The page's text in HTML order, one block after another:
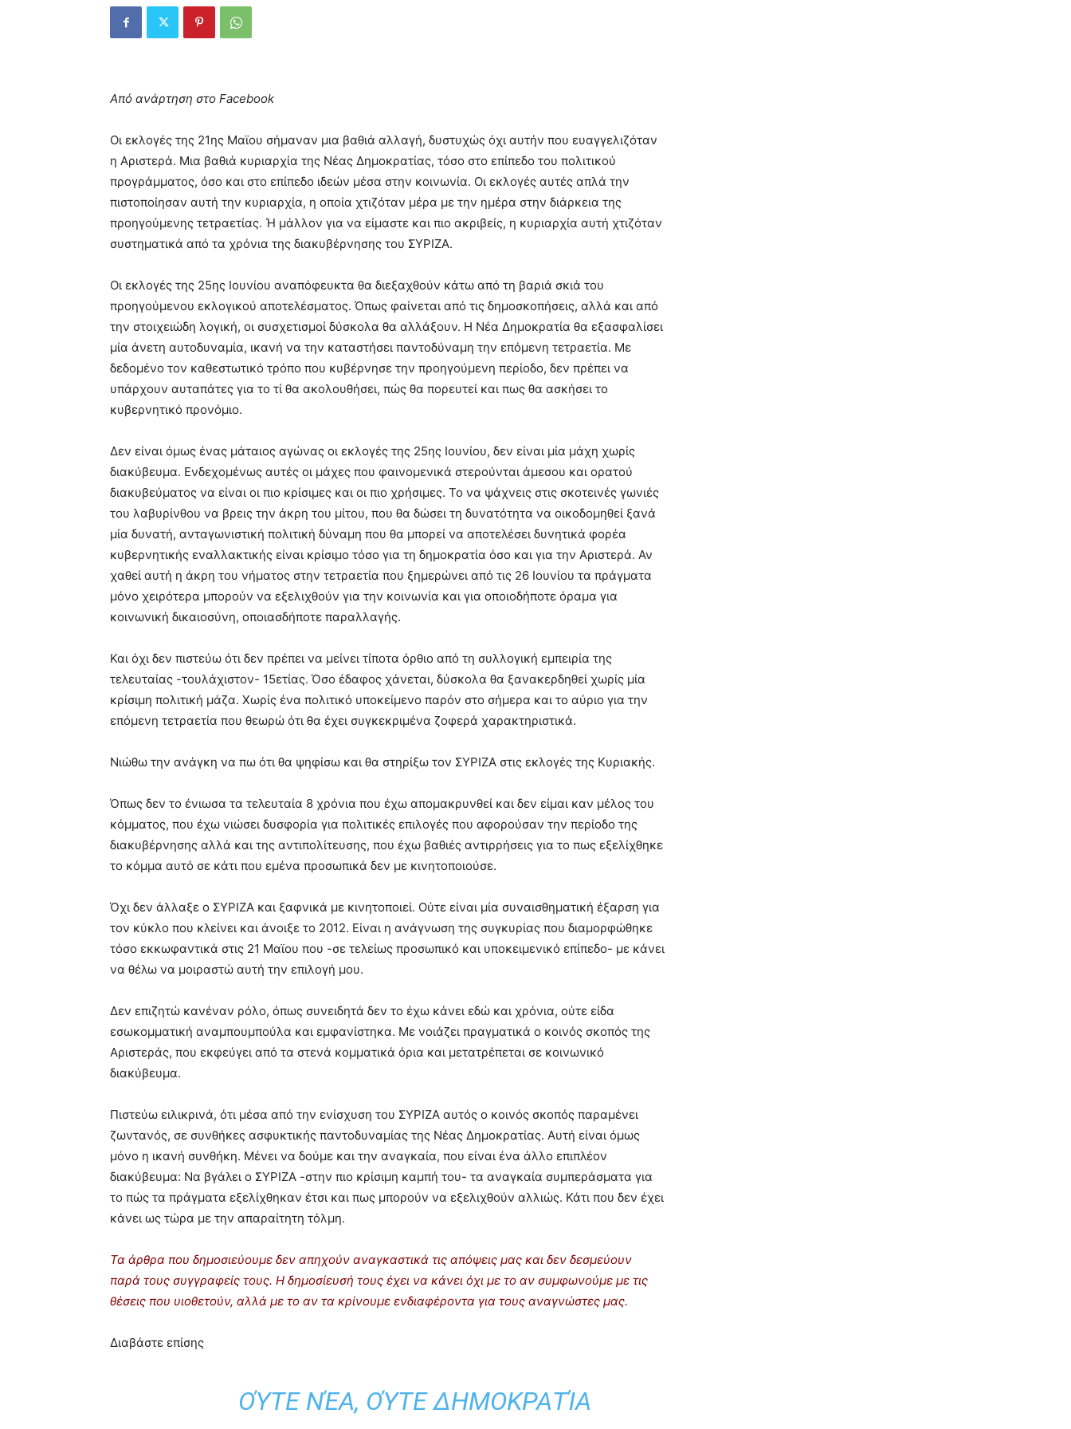
Από ανάρτηση στο Facebook
Οι εκλογές της 21ης Μαϊου σήμαναν μια βαθιά αλλαγή, δυστυχώς όχι αυτήν που ευαγγελιζόταν
η Αριστερά. Μια βαθιά κυριαρχία της Νέας Δημοκρατίας, τόσο στο επίπεδο του πολιτικού
προγράμματος, όσο και στο επίπεδο ιδεών μέσα στην κοινωνία. Οι εκλογές αυτές απλά την
πιστοποίησαν αυτή την κυριαρχία, η οποία χτιζόταν μέρα με την ημέρα στην διάρκεια της
προηγούμενης τετραετίας. Ή μάλλον για να είμαστε και πιο ακριβείς, η κυριαρχία αυτή χτιζόταν
συστηματικά από τα χρόνια της διακυβέρνησης του ΣΥΡΙΖΑ.
Οι εκλογές της 25ης Ιουνίου αναπόφευκτα θα διεξαχθούν κάτω από τη βαριά σκιά του
προηγούμενου εκλογικού αποτελέσματος. Όπως φαίνεται από τις δημοσκοπήσεις, αλλά και από
την στοιχειώδη λογική, οι συσχετισμοί δύσκολα θα αλλάξουν. Η Νέα Δημοκρατία θα εξασφαλίσει
μία άνετη αυτοδυναμία, ικανή να την καταστήσει παντοδύναμη την επόμενη τετραετία. Με
δεδομένο τον καθεστωτικό τρόπο που κυβέρνησε την προηγούμενη περίοδο, δεν πρέπει να
υπάρχουν αυταπάτες για το τί θα ακολουθήσει, πώς θα πορευτεί και πως θα ασκήσει το
κυβερνητικό προνόμιο.
Δεν είναι όμως ένας μάταιος αγώνας οι εκλογές της 25ης Ιουνίου, δεν είναι μία μάχη χωρίς
διακύβευμα. Ενδεχομένως αυτές οι μάχες που φαινομενικά στερούνται άμεσου και ορατού
διακυβεύματος να είναι οι πιο κρίσιμες και οι πιο χρήσιμες. Το να ψάχνεις στις σκοτεινές γωνιές
του λαβυρίνθου να βρεις την άκρη του μίτου, που θα δώσει τη δυνατότητα να οικοδομηθεί ξανά
μία δυνατή, ανταγωνιστική πολιτική δύναμη που θα μπορεί να αποτελέσει δυνητικά φορέα
κυβερνητικής εναλλακτικής είναι κρίσιμο τόσο για τη δημοκρατία όσο και για την Αριστερά. Αν
χαθεί αυτή η άκρη του νήματος στην τετραετία που ξημερώνει από τις 26 Ιουνίου τα πράγματα
μόνο χειρότερα μπορούν να εξελιχθούν για την κοινωνία και για οποιοδήποτε όραμα για
κοινωνική δικαιοσύνη, οποιασδήποτε παραλλαγής.
Και όχι δεν πιστεύω ότι δεν πρέπει να μείνει τίποτα όρθιο από τη συλλογική εμπειρία της
τελευταίας -τουλάχιστον- 15ετίας. Όσο έδαφος χάνεται, δύσκολα θα ξανακερδηθεί χωρίς μία
κρίσιμη πολιτική μάζα. Χωρίς ένα πολιτικό υποκείμενο παρόν στο σήμερα και το αύριο για την
επόμενη τετραετία που θεωρώ ότι θα έχει συγκεκριμένα ζοφερά χαρακτηριστικά.
Νιώθω την ανάγκη να πω ότι θα ψηφίσω και θα στηρίξω τον ΣΥΡΙΖΑ στις εκλογές της Κυριακής.
Όπως δεν το ένιωσα τα τελευταία 8 χρόνια που έχω απομακρυνθεί και δεν είμαι καν μέλος του
κόμματος, που έχω νιώσει δυσφορία για πολιτικές επιλογές που αφορούσαν την περίοδο της
διακυβέρνησης αλλά και της αντιπολίτευσης, που έχω βαθιές αντιρρήσεις για το πως εξελίχθηκε
το κόμμα αυτό σε κάτι που εμένα προσωπικά δεν με κινητοποιούσε.
Όχι δεν άλλαξε ο ΣΥΡΙΖΑ και ξαφνικά με κινητοποιεί. Ούτε είναι μία συναισθηματική έξαρση για
τον κύκλο που κλείνει και άνοιξε το 2012. Είναι η ανάγνωση της συγκυρίας που διαμορφώθηκε
τόσο εκκωφαντικά στις 21 Μαϊου που -σε τελείως προσωπικό και υποκειμενικό επίπεδο- με κάνει
να θέλω να μοιραστώ αυτή την επιλογή μου.
Δεν επιζητώ κανέναν ρόλο, όπως συνειδητά δεν το έχω κάνει εδώ και χρόνια, ούτε είδα
εσωκομματική αναμπουμπούλα και εμφανίστηκα. Με νοιάζει πραγματικά ο κοινός σκοπός της
Αριστεράς, που εκφεύγει από τα στενά κομματικά όρια και μετατρέπεται σε κοινωνικό
διακύβευμα.
Πιστεύω ειλικρινά, ότι μέσα από την ενίσχυση του ΣΥΡΙΖΑ αυτός ο κοινός σκοπός παραμένει
ζωντανός, σε συνθήκες ασφυκτικής παντοδυναμίας της Νέας Δημοκρατίας. Αυτή είναι όμως
μόνο η ικανή συνθήκη. Μένει να δούμε και την αναγκαία, που είναι ένα άλλο επιπλέον
διακύβευμα: Να βγάλει ο ΣΥΡΙΖΑ -στην πιο κρίσιμη καμπή του- τα αναγκαία συμπεράσματα για
το πώς τα πράγματα εξελίχθηκαν έτσι και πως μπορούν να εξελιχθούν αλλιώς. Κάτι που δεν έχει
κάνει ως τώρα με την απαραίτητη τόλμη.
Τα άρθρα που δημοσιεύουμε δεν απηχούν αναγκαστικά τις απόψεις μας και δεν δεσμεύουν
παρά τους συγγραφείς τους. Η δημοσίευσή τους έχει να κάνει όχι με το αν συμφωνούμε με τις
θέσεις που υιοθετούν, αλλά με το αν τα κρίνουμε ενδιαφέροντα για τους αναγνώστες μας.
Διαβάστε επίσης
ΟΎΤΕ ΝΈΑ, ΟΎΤΕ ΔΗΜΟΚΡΑΤΊΑ